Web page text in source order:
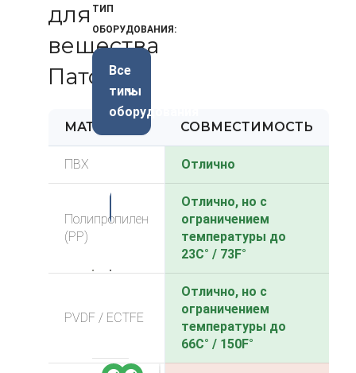
для
вещества
Патока
МАТЕРИАЛ СОВМЕСТИМОСТЬ
ПВХ Отлично
Полипропилен
(PP)
Отлично, но с
ограничением
температуры до
23C° / 73F°
PVDF / ECTFE
Отлично, но с
ограничением
температуры до
66C° / 150F°
ТИП
ОБОРУДОВАНИЯ:
Все
типы
оборудования
4%